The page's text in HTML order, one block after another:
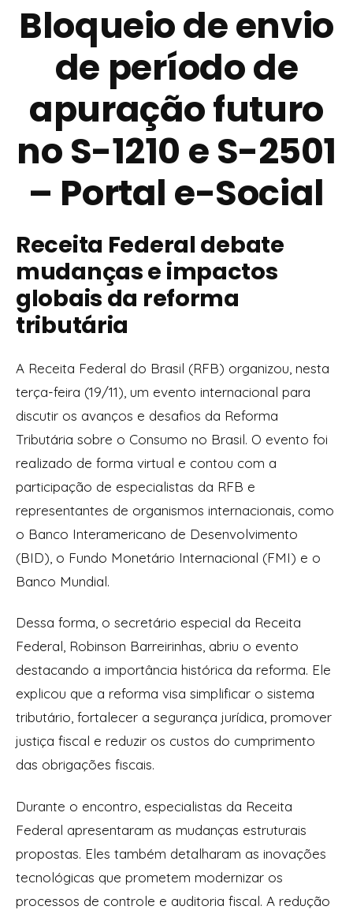
Bloqueio de envio
de período de
apuração futuro
no S-1210 e S-2501
– Portal e-Social
Receita Federal debate
mudanças e impactos
globais da reforma
tributária
A Receita Federal do Brasil (RFB) organizou, nesta
terça-feira (19/11), um evento internacional para
discutir os avanços e desafios da Reforma
Tributária sobre o Consumo no Brasil. O evento foi
realizado de forma virtual e contou com a
participação de especialistas da RFB e
representantes de organismos internacionais, como
o Banco Interamericano de Desenvolvimento
(BID), o Fundo Monetário Internacional (FMI) e o
Banco Mundial.
Dessa forma, o secretário especial da Receita
Federal, Robinson Barreirinhas, abriu o evento
destacando a importância histórica da reforma. Ele
explicou que a reforma visa simplificar o sistema
tributário, fortalecer a segurança jurídica, promover
justiça fiscal e reduzir os custos do cumprimento
das obrigações fiscais.
Durante o encontro, especialistas da Receita
Federal apresentaram as mudanças estruturais
propostas. Eles também detalharam as inovações
tecnológicas que prometem modernizar os
processos de controle e auditoria fiscal. A redução